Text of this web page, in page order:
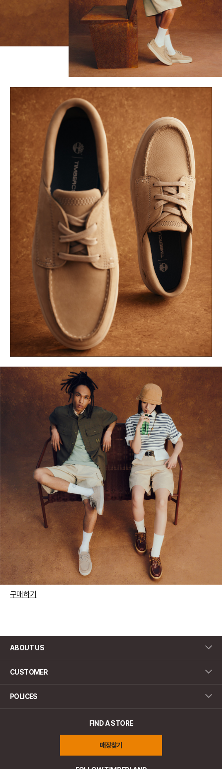
구매하기
ABOUT US
CUSTOMER
POLICES
FIND A STORE
매장찾기